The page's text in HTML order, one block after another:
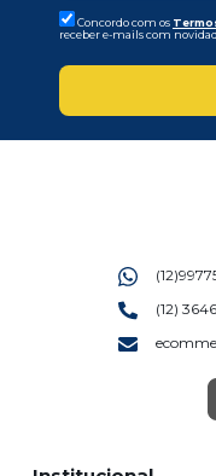
Concordo com os
receber e-mails com
(12)